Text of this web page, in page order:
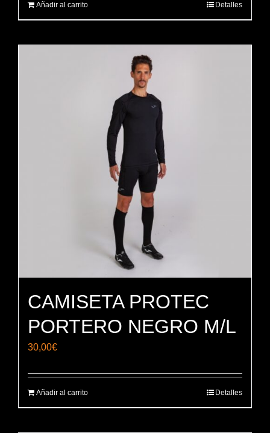
Añadir al carrito Detalles
CAMISETA PROTEC
PORTERO NEGRO M/L
30,00€
Añadir al carrito Detalles